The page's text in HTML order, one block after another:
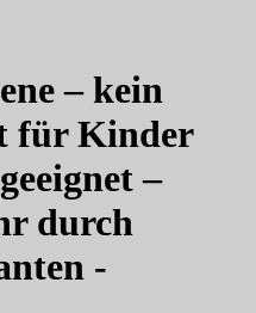
– kein
für Kinder
–
durch
-